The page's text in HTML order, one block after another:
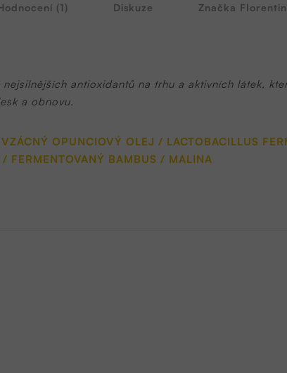
(1) Diskuze Značka
nejsilnějších antioxidantů na trhu a aktivních látek,
a obnovu.
OPUNCIOVÝ OLEJ / LACTOBACILLUS
FERMENTOVANÝ BAMBUS / MALINA